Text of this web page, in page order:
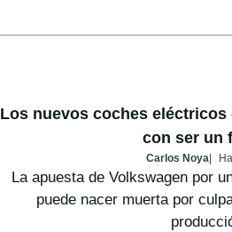
Los nuevos coches eléctricos
con ser un
Carlos Noya
La apuesta de Volkswagen por
puede nacer muerta por